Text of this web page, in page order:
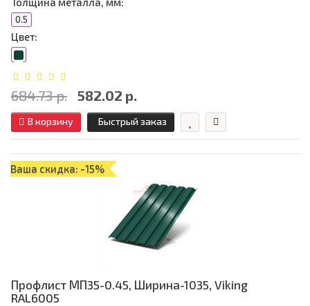
0.5
Цвет:
684.73 р. 582.02 р.
В корзину Быстрый заказ
Ваша скидка: -15%
Профлист МП35-0.45, Ширина-1035, Viking
RAL6005